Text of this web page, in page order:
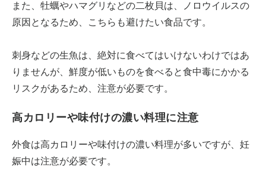
また、牡蠣やハマグリなどの二枚貝は、ノロウイルスの
原因となるため、こちらも避けたい食品です。
刺身などの生魚は、絶対に食べてはいけないわけではあ
りませんが、鮮度が低いものを食べると食中毒にかかる
リスクがあるため、注意が必要です。
高カロリーや味付けの濃い料理に注意
外食は高カロリーや味付けの濃い料理が多いですが、妊
娠中は注意が必要です。